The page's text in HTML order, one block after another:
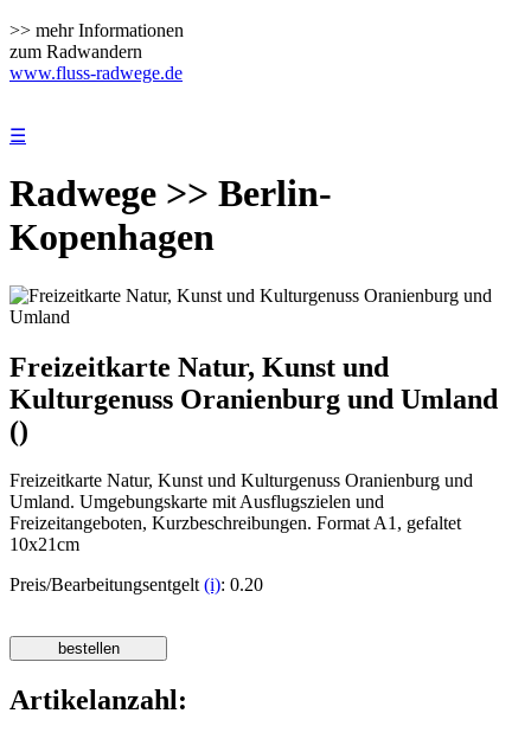
>> mehr Informationen
zum Radwandern
www.fluss-radwege.de
☰
Radwege >> Berlin-
Kopenhagen
Freizeitkarte Natur, Kunst und
Kulturgenuss Oranienburg und Umland
()
Freizeitkarte Natur, Kunst und Kulturgenuss Oranienburg und
Umland. Umgebungskarte mit Ausflugszielen und
Freizeitangeboten, Kurzbeschreibungen. Format A1, gefaltet
10x21cm
Preis/Bearbeitungsentgelt(i): 0.20
Artikelanzahl: